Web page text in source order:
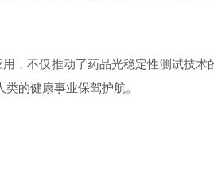
不仅推动了药品光稳定性测试技术
的健康事业保驾护航。